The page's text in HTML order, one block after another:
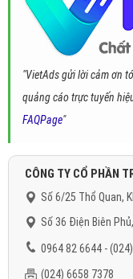
"VietAds gửi lời cảm ơn
quảng cáo trực tuyến
FAQPage"
CÔNG TY CỔ PHẦN
Số 6/25 Thổ Quan,
Số 36 Điện Biên
0964 82 6644 -
(024) 6658 7378